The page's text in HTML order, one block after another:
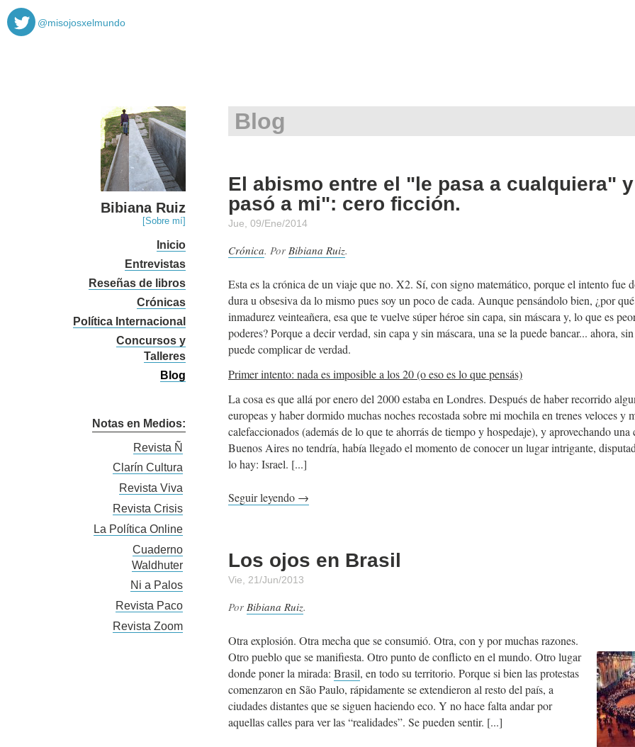
@misojosxelmundo
Bibiana Ruiz
[Sobre mí]
Inicio
Entrevistas
Reseñas de libros
Crónicas
Política Internacional
Concursos y
Talleres
Blog
Notas en Medios:
Revista Ñ
Clarín Cultura
Revista Viva
Revista Crisis
La Política Online
Cuaderno
Waldhuter
Ni a Palos
Revista Paco
Revista Zoom
Blog
El abismo entre el "le pasa a cualquiera"
pasó a mi": cero ficción.
Jue, 09/Ene/2014
Crónica. Por Bibiana Ruiz.
Esta es la crónica de un viaje que no. X2. Sí, con signo matemático, porque el intento fue
dura u obsesiva da lo mismo pues soy un poco de cada. Aunque pensándolo bien, ¿por
inmadurez veinteañera, esa que te vuelve súper héroe sin capa, sin máscara y, lo que es
poderes? Porque a decir verdad, sin capa y sin máscara, una se la puede bancar... ahora,
puede complicar de verdad.
Primer intento: nada es imposible a los 20 (o eso es lo que pensás)
La cosa es que allá por enero del 2000 estaba en Londres. Después de haber recorrido
europeas y haber dormido muchas noches recostada sobre mi mochila en trenes veloces y
calefaccionados (además de lo que te ahorrás de tiempo y hospedaje), y aprovechando una
Buenos Aires no tendría, había llegado el momento de conocer un lugar intrigante,
lo hay: Israel.
Seguir leyendo →
Los ojos en Brasil
Vie, 21/Jun/2013
Por Bibiana Ruiz.
Otra explosión. Otra mecha que se consumió. Otra, con y por muchas razones.
Otro pueblo que se manifiesta. Otro punto de conflicto en el mundo. Otro lugar
donde poner la mirada: Brasil, en todo su territorio. Porque si bien las protestas
comenzaron en São Paulo, rápidamente se extendieron al resto del país, a
ciudades distantes que se siguen haciendo eco. Y no hace falta andar por
aquellas calles para ver las “realidades”. Se pueden sentir.